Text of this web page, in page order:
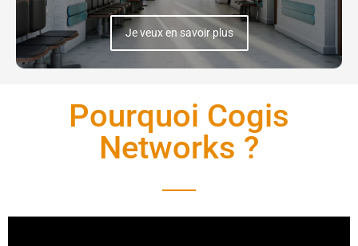
Je veux en savoir plus
Pourquoi Cogis
Networks ?